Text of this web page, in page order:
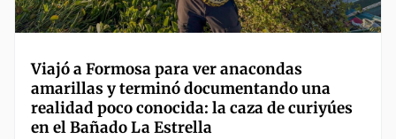
Viajó a Formosa para ver anacondas
amarillas y terminó documentando una
realidad poco conocida: la caza de curiyúes
en el Bañado La Estrella